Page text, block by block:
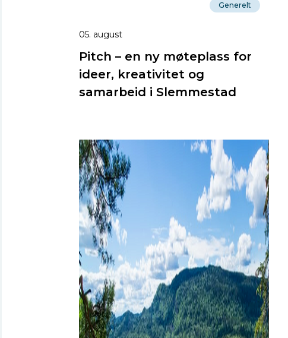
Generelt
05. august
Pitch – en ny møteplass for
ideer, kreativitet og
samarbeid i Slemmestad